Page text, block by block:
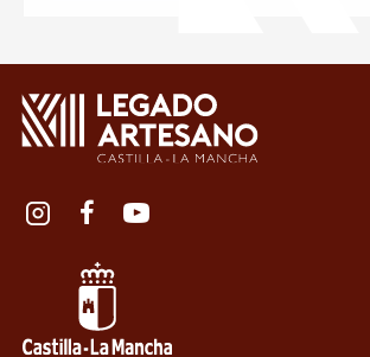
Redes sociales
Redes sociales Junta